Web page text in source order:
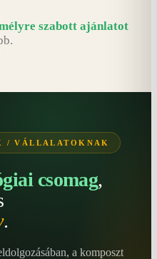
szabott ajánlatot
/ VÁLLALATOKNAK
csomag,
.
a komposzt